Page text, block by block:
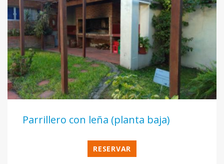
Parrillero con leña (planta baja)
RESERVAR